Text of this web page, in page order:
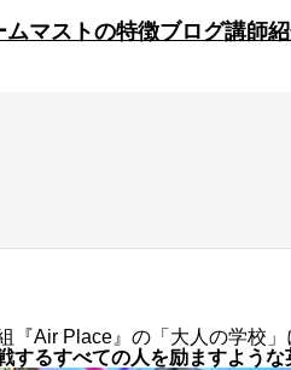
ムマストの特徴ブログ講師
『Air Place』の「大人の学校」
するすべての人を励ますよう